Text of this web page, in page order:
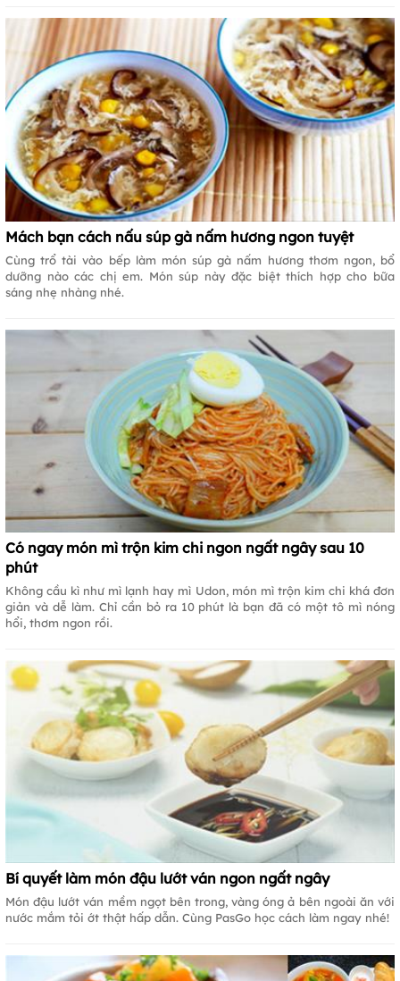
Mách bạn cách nấu súp gà nấm hương ngon tuyệt
Cùng trổ tài vào bếp làm món súp gà nấm hương thơm ngon, bổ
dưỡng nào các chị em. Món súp này đặc biệt thích hợp cho bữa
sáng nhẹ nhàng nhé.
Có ngay món mì trộn kim chi ngon ngất ngây sau 10
phút
Không cầu kì như mì lạnh hay mì Udon, món mì trộn kim chi khá đơn
giản và dễ làm. Chỉ cần bỏ ra 10 phút là bạn đã có một tô mì nóng
hổi, thơm ngon rồi.
Bí quyết làm món đậu lướt ván ngon ngất ngây
Món đậu lướt ván mềm ngọt bên trong, vàng óng ả bên ngoài ăn với
nước mắm tỏi ớt thật hấp dẫn. Cùng PasGo học cách làm ngay nhé!